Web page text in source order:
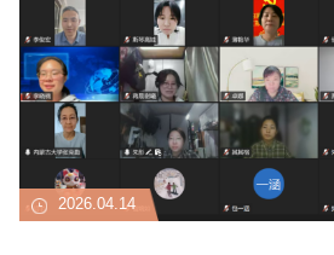
2026.04.14